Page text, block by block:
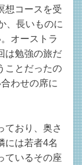
想コースを受
、長いものに
オーストラ
は勉強の旅だ
ことだったの
わせの席に
ており、奥さ
には若者4名
ているその座